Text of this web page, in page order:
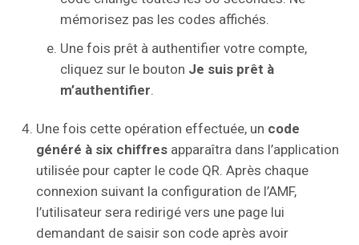
mémorisez pas les codes affichés.
Une fois prêt à authentifier votre compte,
cliquez sur le bouton Je suis prêt à
m’authentifier.
Une fois cette opération effectuée, un code
généré à six chiffres apparaîtra dans l’application
utilisée pour capter le code QR. Après chaque
connexion suivant la configuration de l’AMF,
l’utilisateur sera redirigé vers une page lui
demandant de saisir son code après avoir